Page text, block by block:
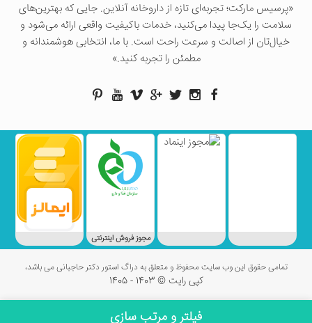
فیلتر و مرتب سازی
«پرسيس ماركت؛ تجربه‌ای تازه از داروخانه آنلاین. جایی که بهترین‌های
سلامت را یک‌جا پیدا می‌کنید، خدمات باکیفیت واقعی ارائه می‌شود و
خیال‌تان از اصالت و سرعت راحت است. با ما، انتخابی هوشمندانه و
مطمئن را تجربه کنید.»
مجوز فروش اینترنتی
تمامی حقوق این وب سایت محفوظ و متعلق به دراگ استور دکتر حاجبانی می باشد،
کپی رایت © 1403 - 1405